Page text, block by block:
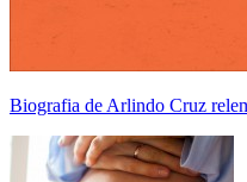
Biografia de Arlindo Cruz